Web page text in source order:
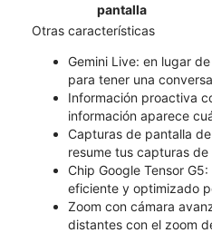
pantalla
Otras características
Gemini Live: en lugar
para tener una
Información proactiva
información aparece
Capturas de pantalla
resume tus capturas de
Chip Google Tensor
eficiente y optimizado
Zoom con cámara
distantes con el zoom